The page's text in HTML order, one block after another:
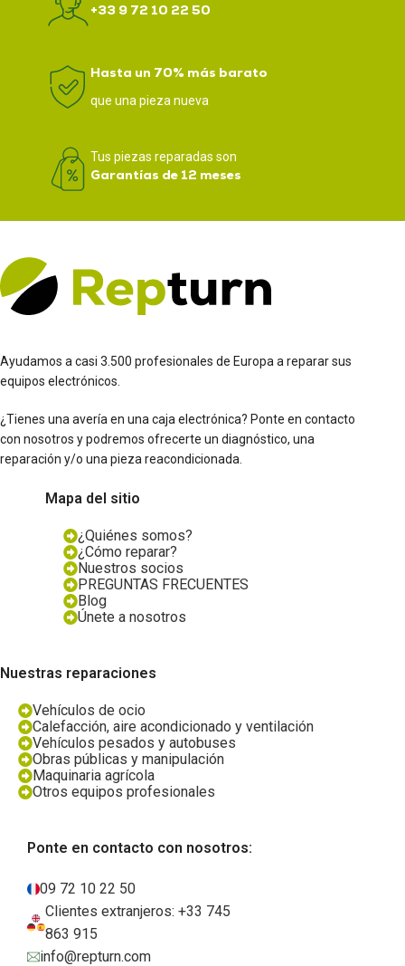
+33 9 72 10 22 50
Hasta un 70% más barato
que una pieza nueva
Tus piezas reparadas son
Garantías de 12 meses
Ayudamos a casi 3.500 profesionales de Europa a reparar sus
equipos electrónicos.
¿Tienes una avería en una caja electrónica? Ponte en contacto
con nosotros y podremos ofrecerte un diagnóstico, una
reparación y/o una pieza reacondicionada.
Mapa del sitio
¿Quiénes somos?
¿Cómo reparar?
Nuestros socios
PREGUNTAS FRECUENTES
Blog
Únete a nosotros
Nuestras reparaciones
Vehículos de ocio
Calefacción, aire acondicionado y ventilación
Vehículos pesados y autobuses
Obras públicas y manipulación
Maquinaria agrícola
Otros equipos profesionales
Ponte en contacto con nosotros:
09 72 10 22 50
Clientes extranjeros: +33 745
863 915
info@repturn.com